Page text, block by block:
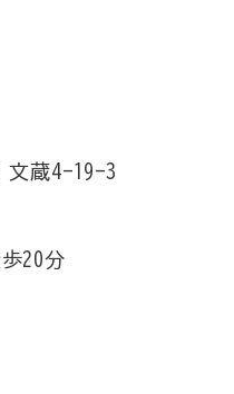
文蔵4-19-3
20分